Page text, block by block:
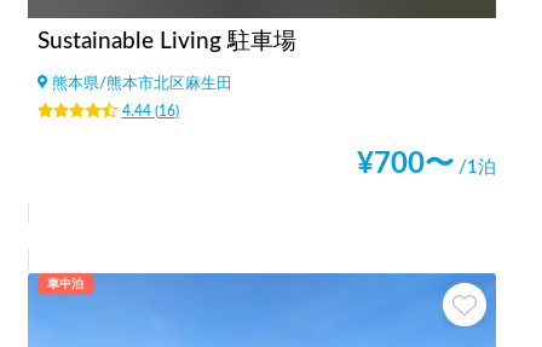
Sustainable Living 駐車場
熊本県/熊本市北区麻生田
4.44(16)
¥700〜 /1泊
車中泊